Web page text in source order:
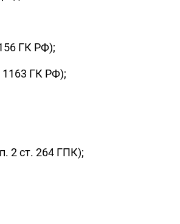
ГК РФ);
1163 ГК РФ);
2 ст. 264 ГПК);